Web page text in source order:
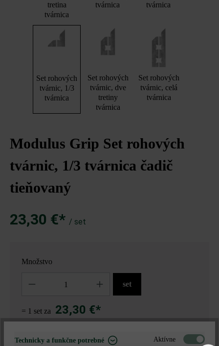
tretina
tvárnica
tvárnica
tvárnica
Set rohových
tvárnic, 1/3
tvárnica
Set rohových
tvárnic, dve
tretiny
tvárnica
Set rohových
tvárnic, celá
tvárnica
Modulus Grip Set rohových
tvárnic, 1/3 tvárnica čadič
tieňovaný
23,30 €* / set
Množstvo
set
= 1 set za 23,30 €*
Technicky a funkčne potrebné Aktívne